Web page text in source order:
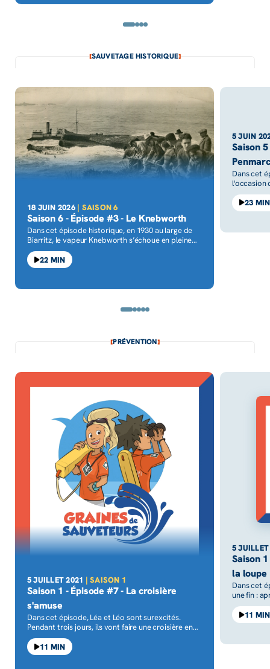
SAUVETAGE HISTORIQUE
18 JUIN 2026 | SAISON 6
Saison 6 - Épisode #3 - Le Knebworth
Dans cet épisode historique, en 1930 au large de
Biarritz, le vapeur Knebworth s’échoue en pleine
tempête et se brise en deux. Piégés sur l’épave, les
marins n’ont aucune issue. Depuis la falaise, les
sauveteurs tentent alors l’impensable grâce à un
22 MIN
5 JUIN
Saison
Dans cet
l'occasion
mer en
1925,
laquelle
23 MIN
PRÉVENTION
5 JUILLET 2021 | SAISON 1
Saison 1 - Épisode #7 - La croisière
s'amuse
Dans cet épisode, Léa et Léo sont surexcités.
Pendant trois jours, ils vont faire une croisière en
pleine mer sur le petit voilier des parents de Léo.
Polaires, cirés, chaussures antidérapantes et gilets
de sauvetage : ils sont fin prêts à larguer les
11 MIN
5
Saison
la loupe
Dans cet
une fin :
retour à
leurs
pour leur
11 MIN